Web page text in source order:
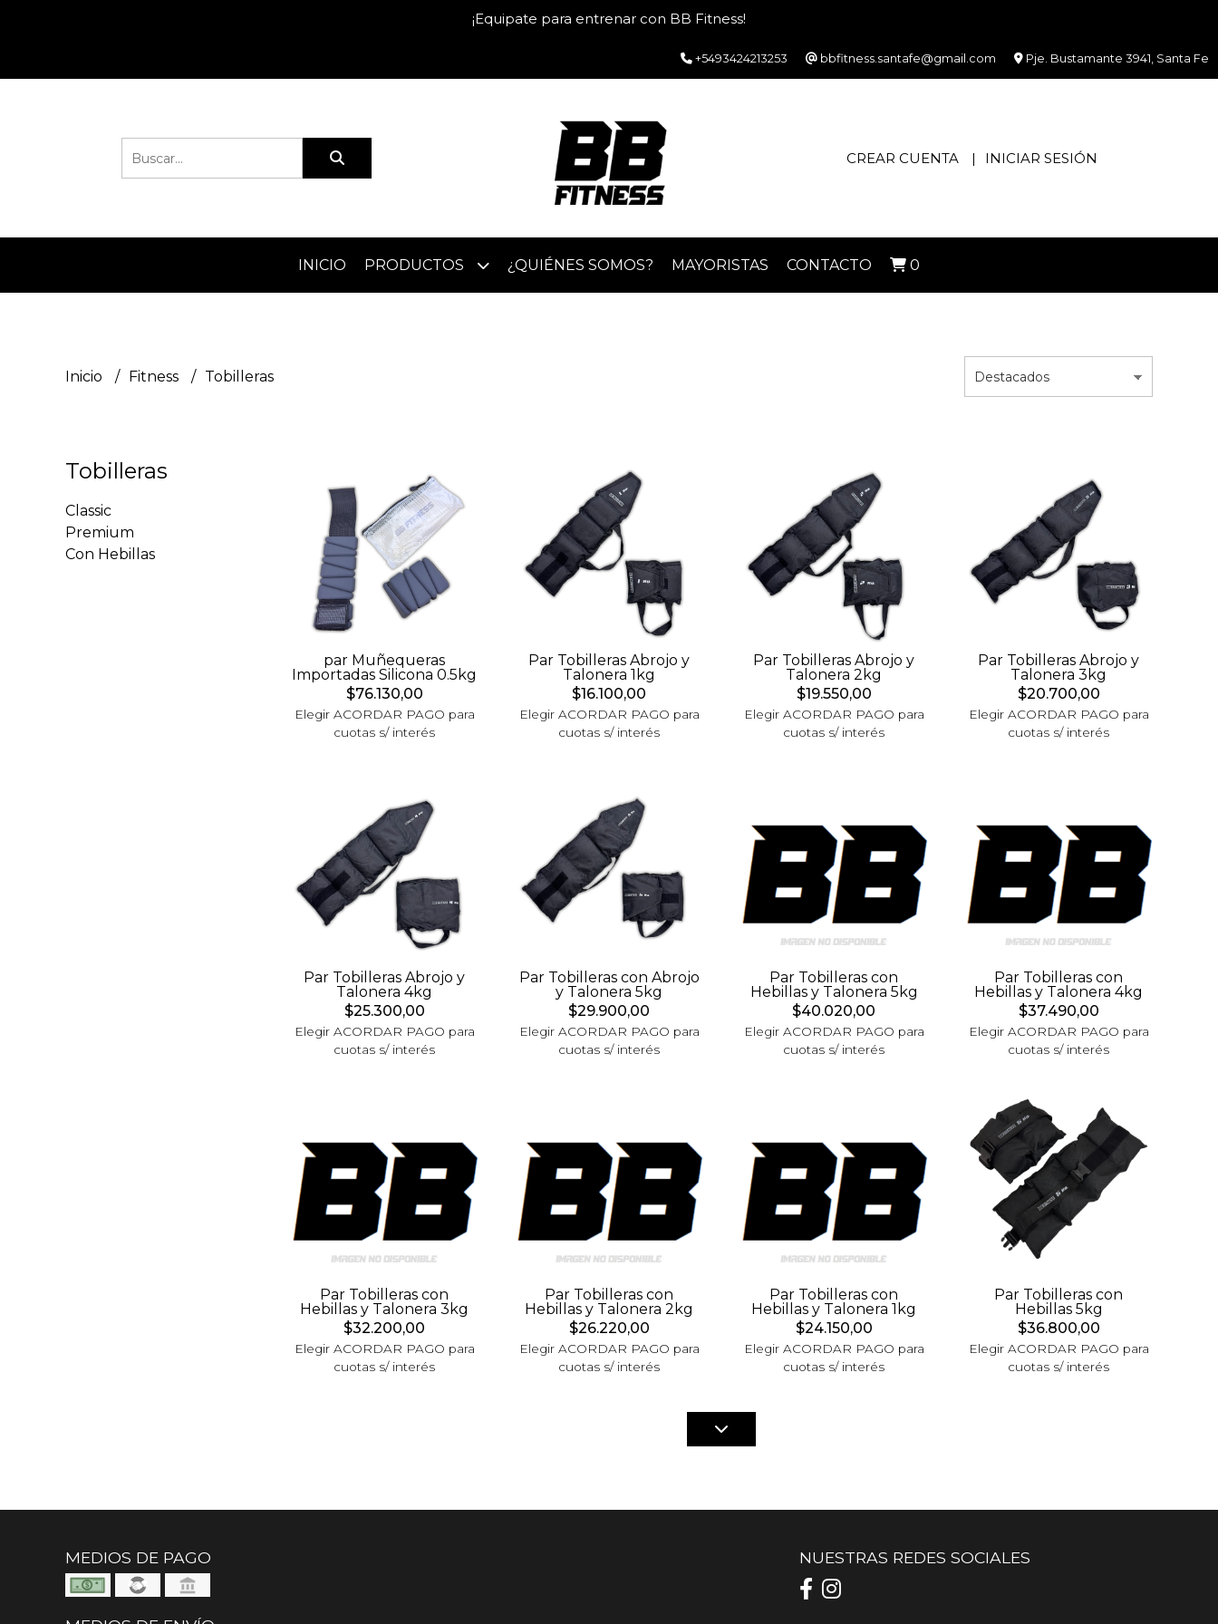
¡Equipate para entrenar con BB Fitness!
+5493424213253 bbfitness.santafe@gmail.com Pje. Bustamante 3941, Santa Fe
CREAR CUENTA INICIAR SESIÓN
INICIO PRODUCTOS ¿QUIÉNES SOMOS? MAYORISTAS CONTACTO 0
Inicio Fitness Tobilleras
Tobilleras
Classic
Premium
Con Hebillas
par Muñequeras
Importadas Silicona 0.5kg
$76.130,00
Elegir ACORDAR PAGO para
cuotas s/ interés
Par Tobilleras Abrojo y
Talonera 1kg
$16.100,00
Elegir ACORDAR PAGO para
cuotas s/ interés
Par Tobilleras Abrojo y
Talonera 2kg
$19.550,00
Elegir ACORDAR PAGO para
cuotas s/ interés
Par Tobilleras Abrojo y
Talonera 3kg
$20.700,00
Elegir ACORDAR PAGO para
cuotas s/ interés
Par Tobilleras Abrojo y
Talonera 4kg
$25.300,00
Elegir ACORDAR PAGO para
cuotas s/ interés
Par Tobilleras con Abrojo
y Talonera 5kg
$29.900,00
Elegir ACORDAR PAGO para
cuotas s/ interés
Par Tobilleras con
Hebillas y Talonera 5kg
$40.020,00
Elegir ACORDAR PAGO para
cuotas s/ interés
Par Tobilleras con
Hebillas y Talonera 4kg
$37.490,00
Elegir ACORDAR PAGO para
cuotas s/ interés
Par Tobilleras con
Hebillas y Talonera 3kg
$32.200,00
Elegir ACORDAR PAGO para
cuotas s/ interés
Par Tobilleras con
Hebillas y Talonera 2kg
$26.220,00
Elegir ACORDAR PAGO para
cuotas s/ interés
Par Tobilleras con
Hebillas y Talonera 1kg
$24.150,00
Elegir ACORDAR PAGO para
cuotas s/ interés
Par Tobilleras con
Hebillas 5kg
$36.800,00
Elegir ACORDAR PAGO para
cuotas s/ interés
MEDIOS DE PAGO NUESTRAS REDES SOCIALES